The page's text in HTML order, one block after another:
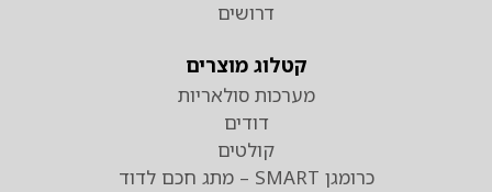
דרושים
קטלוג מוצרים
מערכות סולאריות
דודים
קולטים
כרומגן SMART – מתג חכם לדוד